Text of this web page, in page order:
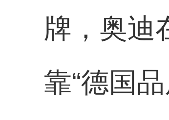
牌，奥迪
靠“德国